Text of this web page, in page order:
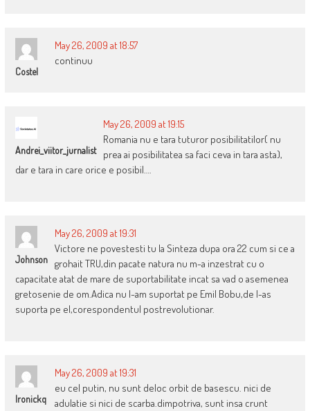
Costel
May 26, 2009 at 18:57
continuu
Andrei_viitor_jurnalist
May 26, 2009 at 19:15
Romania nu e tara tuturor posibilitatilor( nu
prea ai posibilitatea sa faci ceva in tara asta),
dar e tara in care orice e posibil….
Johnson
May 26, 2009 at 19:31
Victore ne povestesti tu la Sinteza dupa ora 22 cum si ce a
grohait TRU,din pacate natura nu m-a inzestrat cu o
capacitate atat de mare de suportabilitate incat sa vad o asemenea
gretosenie de om.Adica nu l-am suportat pe Emil Bobu,de l-as
suporta pe el,corespondentul postrevolutionar.
Ironickq
May 26, 2009 at 19:31
eu cel putin, nu sunt deloc orbit de basescu. nici de
adulatie si nici de scarba.dimpotriva, sunt insa crunt